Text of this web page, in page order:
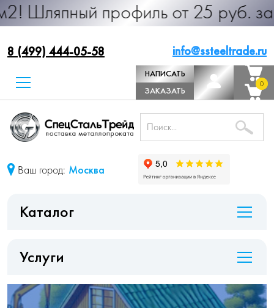
профиль от 25 руб. за м.п.
8 (499) 444-05-58 info@ssteeltrade.ru
НАПИСАТЬ
ДИРЕКТОРУ
ЗАКАЗАТЬ
ЗВОНОК
0
0
Ваш город: Москва
Каталог
Услуги